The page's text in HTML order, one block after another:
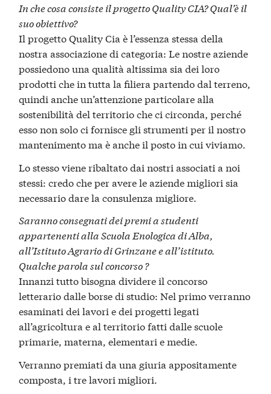
In che cosa consiste il progetto Quality CIA? Qual’è il
suo obiettivo?
Il progetto Quality Cia è l’essenza stessa della
nostra associazione di categoria: Le nostre aziende
possiedono una qualità altissima sia dei loro
prodotti che in tutta la filiera partendo dal terreno,
quindi anche un’attenzione particolare alla
sostenibilità del territorio che ci circonda, perché
esso non solo ci fornisce gli strumenti per il nostro
mantenimento ma è anche il posto in cui viviamo.
Lo stesso viene ribaltato dai nostri associati a noi
stessi: credo che per avere le aziende migliori sia
necessario dare la consulenza migliore.
Saranno consegnati dei premi a studenti
appartenenti alla Scuola Enologica di Alba,
all’Istituto Agrario di Grinzane e all’istituto.
Qualche parola sul concorso ?
Innanzi tutto bisogna dividere il concorso
letterario dalle borse di studio: Nel primo verranno
esaminati dei lavori e dei progetti legati
all’agricoltura e al territorio fatti dalle scuole
primarie, materna, elementari e medie.
Verranno premiati da una giuria appositamente
composta, i tre lavori migliori.